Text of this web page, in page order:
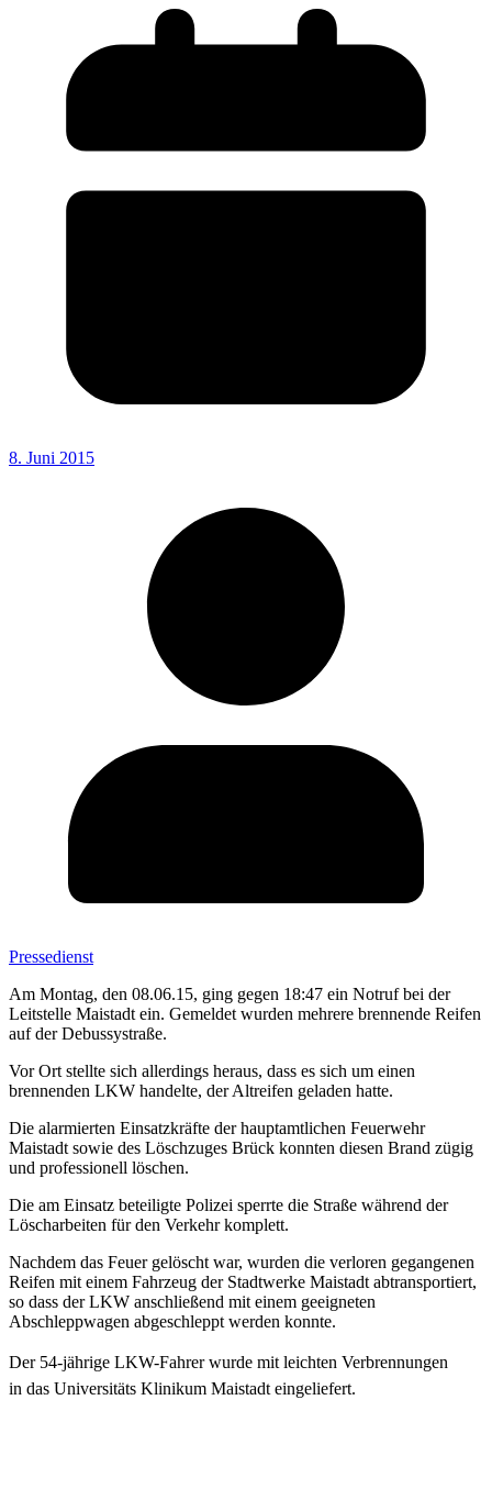
8. Juni 2015
Pressedienst
Am Montag, den 08.06.15, ging gegen 18:47 ein Notruf bei der
Leitstelle Maistadt ein. Gemeldet wurden mehrere brennende Reifen
auf der Debussystraße.
Vor Ort stellte sich allerdings heraus, dass es sich um einen
brennenden LKW handelte, der Altreifen geladen hatte.
Die alarmierten Einsatzkräfte der hauptamtlichen Feuerwehr
Maistadt sowie des Löschzuges Brück konnten diesen Brand zügig
und professionell löschen.
Die am Einsatz beteiligte Polizei sperrte die Straße während der
Löscharbeiten für den Verkehr komplett.
Nachdem das Feuer gelöscht war, wurden die verloren gegangenen
Reifen mit einem Fahrzeug der Stadtwerke Maistadt abtransportiert,
so dass der LKW anschließend mit einem geeigneten
Abschleppwagen abgeschleppt werden konnte.
Der 54-jährige LKW-Fahrer wurde mit leichten Verbrennungen
in das Universitäts Klinikum Maistadt eingeliefert.